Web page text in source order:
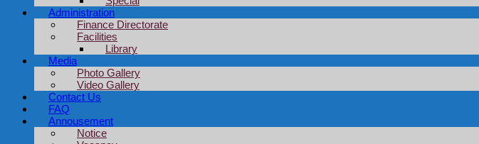
Administration
Finance Directorate
Facilities
Library
Media
Photo Gallery
Video Gallery
Contact Us
FAQ
Annousement
Notice